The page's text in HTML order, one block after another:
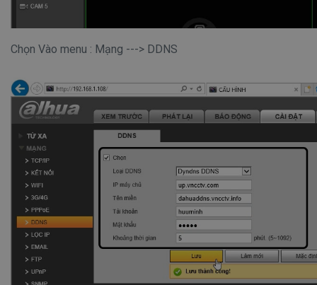
Chọn Vào menu : Mạng ---> DDNS